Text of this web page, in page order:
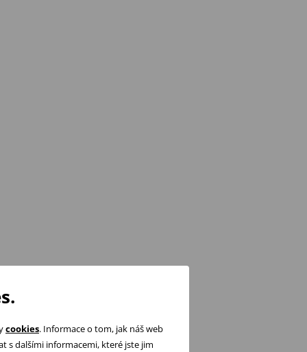
cookies. Informace o tom, jak náš web
s dalšími informacemi, které jste jim